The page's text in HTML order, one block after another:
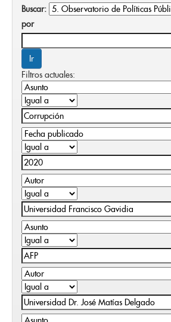
Buscar:
por
Filtros actuales: